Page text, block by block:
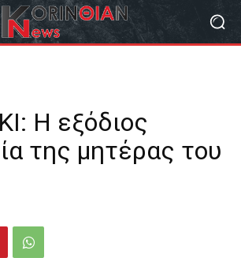
Η εξόδιος
της μητέρας του